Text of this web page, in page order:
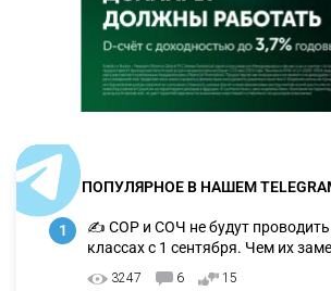
ПОПУЛЯРНОЕ В НАШЕМ
1
✍️ СОР и СОЧ не будут
классах с 1 сентября. Чем их
3247 6 15